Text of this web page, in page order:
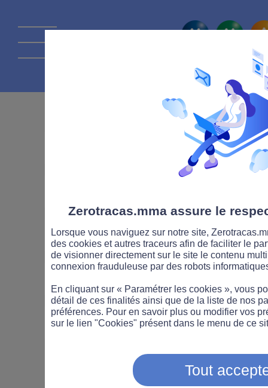
La route
ÉVÉNEMENT FORMATION
PROFESSIONNEL SANTÉ
SÉCURITÉ ROUTIÈRE TROTTINETTE
Zerotracas.mma assure le
Lorsque vous naviguez sur notre site,
des cookies et autres traceurs afin de faciliter le
de visionner directement sur le site le contenu
connexion frauduleuse par des robots
En cliquant sur « Paramétrer les cookies », vous
détail de ces finalités ainsi que de la liste de nos
préférences. Pour en savoir plus ou modifier vos
sur le lien "Cookies" présent dans le menu de ce
Tout